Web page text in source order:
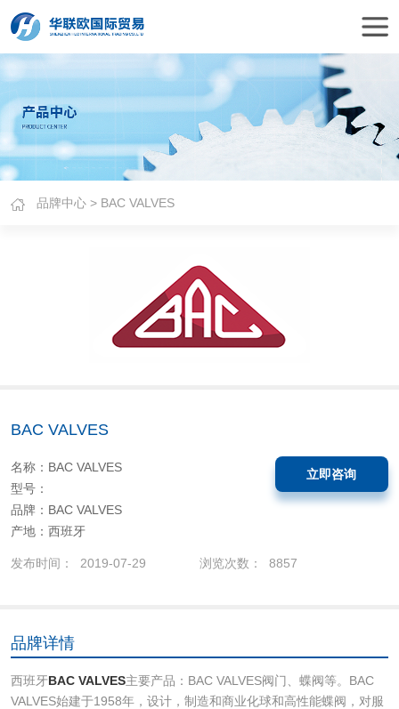
品牌中心 > BAC VALVES
BAC VALVES
名称：BAC VALVES
型号：
品牌：BAC VALVES
产地：西班牙
立即咨询
发布时间： 2019-07-29 浏览次数： 8857
品牌详情
西班牙BAC VALVES主要产品：BAC VALVES阀门、蝶阀等。BAC
VALVES始建于1958年，设计，制造和商业化球和高性能蝶阀，对服